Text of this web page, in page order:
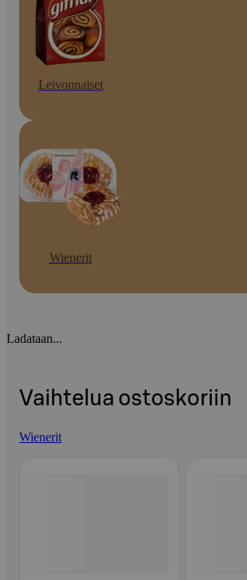
Leivonnaiset
Wienerit
Ladataan...
Vaihtelua ostoskoriin
Wienerit